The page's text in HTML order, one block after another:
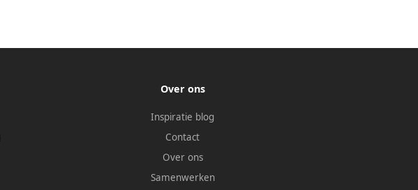
Over ons
Inspiratie blog
Contact
Over ons
Samenwerken